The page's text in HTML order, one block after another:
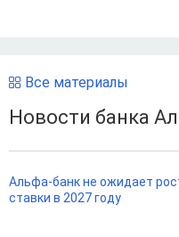
Все материалы
Новости банка
Альфа-банк не ожидает
ставки в 2027 году